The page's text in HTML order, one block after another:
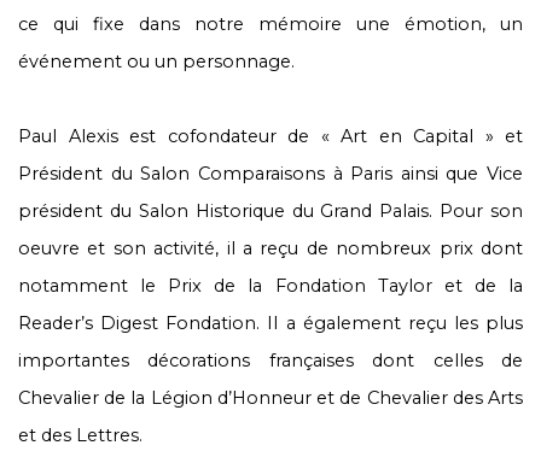
ce qui fixe dans notre mémoire une émotion, un
événement ou un personnage.
Paul Alexis est cofondateur de « Art en Capital » et
Président du Salon Comparaisons à Paris ainsi que Vice
président du Salon Historique du Grand Palais. Pour son
oeuvre et son activité, il a reçu de nombreux prix dont
notamment le Prix de la Fondation Taylor et de la
Reader’s Digest Fondation. Il a également reçu les plus
importantes décorations françaises dont celles de
Chevalier de la Légion d’Honneur et de Chevalier des Arts
et des Lettres.